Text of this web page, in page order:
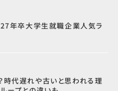
年卒大学生就職企業人気ラ
時代遅れや古いと思われる理